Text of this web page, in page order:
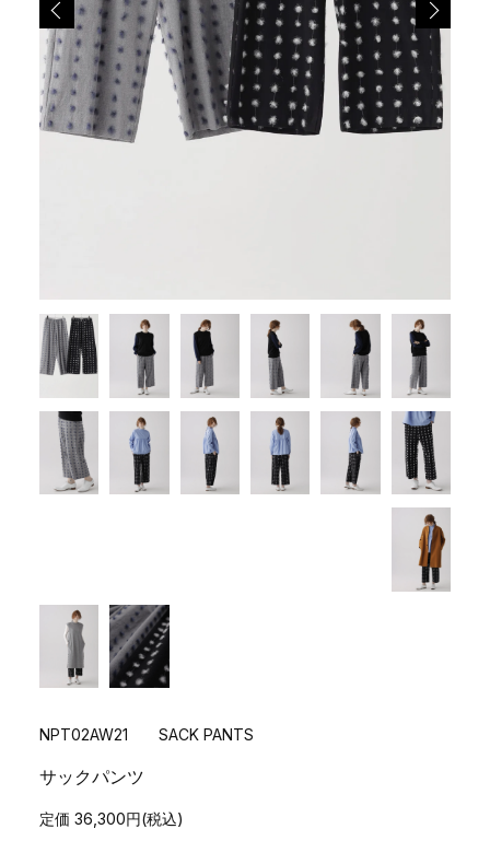
NPT02AW21 SACK PANTS
サックパンツ
定価 36,300円(税込)